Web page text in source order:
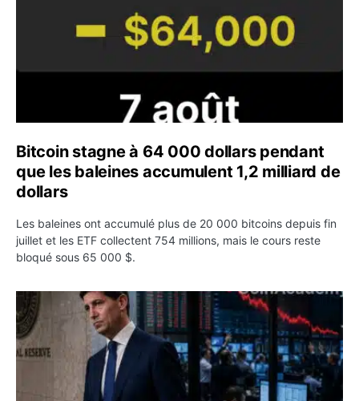
Bitcoin stagne à 64 000 dollars pendant
que les baleines accumulent 1,2 milliard de
dollars
Les baleines ont accumulé plus de 20 000 bitcoins depuis fin
juillet et les ETF collectent 754 millions, mais le cours reste
bloqué sous 65 000 $.
Kevin Warsh maintient sa communication minimaliste